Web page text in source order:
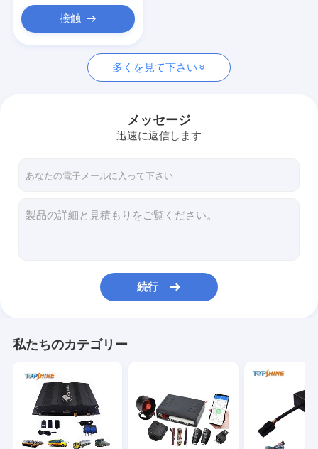
接触
多くを見て下さい
メッセージ
迅速に返信します
続行
私たちのカテゴリー